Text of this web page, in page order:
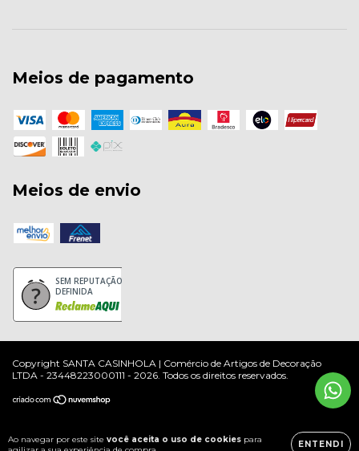
Ao navegar por este site você aceita o uso de cookies para
ENTENDI
Meios de pagamento
Meios de envio
SEM REPUTAÇÃO
DEFINIDA
Copyright SANTA CASINHOLA | Comércio de Artigos de Decoração
LTDA - 23448223000111 - 2026. Todos os direitos reservados.